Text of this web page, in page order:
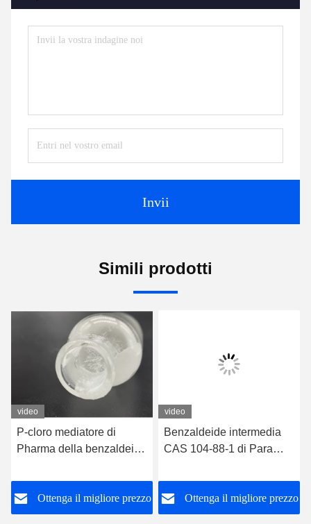
Invii
Simili prodotti
video
P-cloro mediatore di
Pharma della benzaldeide
Ottenga il migliore prezzo
video
Benzaldeide intermedia
CAS 104-88-1 di Para
Ottenga il migliore prezzo